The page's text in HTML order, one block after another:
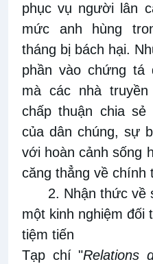
phục vụ người lân
mức anh hùng
tháng bị bách hại.
phần vào chứng
mà các nhà
chấp thuận chia sẻ
của dân chúng, sự
với hoàn cảnh sống
căng thẳng về chính
2. Nhận thức về
một kinh nghiệm đối
tiệm tiến
Tạp chí "Relations